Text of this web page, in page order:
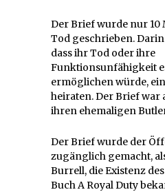
Der Brief wurde nur 10
Tod geschrieben.
dass ihr Tod oder ihre
Funktionsunfähigkeit
ermöglichen würde,
heiraten. Der Brief war
ihren ehemaligen
Der Brief wurde der
zugänglich gemacht,
Burrell, die Existenz
Buch A Royal Duty